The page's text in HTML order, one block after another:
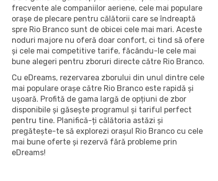
frecvente ale companiilor aeriene, cele mai populare
orașe de plecare pentru călătorii care se îndreaptă
spre Rio Branco sunt de obicei cele mai mari. Aceste
noduri majore nu oferă doar confort, ci tind să ofere
și cele mai competitive tarife, făcându-le cele mai
bune alegeri pentru zboruri directe către Rio Branco.
Cu eDreams, rezervarea zborului din unul dintre cele
mai populare orașe către Rio Branco este rapidă și
ușoară. Profită de gama largă de opțiuni de zbor
disponibile și găsește programul și tariful perfect
pentru tine. Planifică-ți călătoria astăzi și
pregătește-te să explorezi orașul Rio Branco cu cele
mai bune oferte și rezervă fără probleme prin
eDreams!